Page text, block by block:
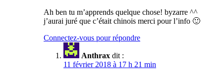
Ah ben tu m’apprends quelque chose! byzarre ^^
j’aurai juré que c’était chinois merci pour l’info 🙂
Connectez-vous pour répondre
Anthrax dit :
11 février 2018 à 17 h 21 min